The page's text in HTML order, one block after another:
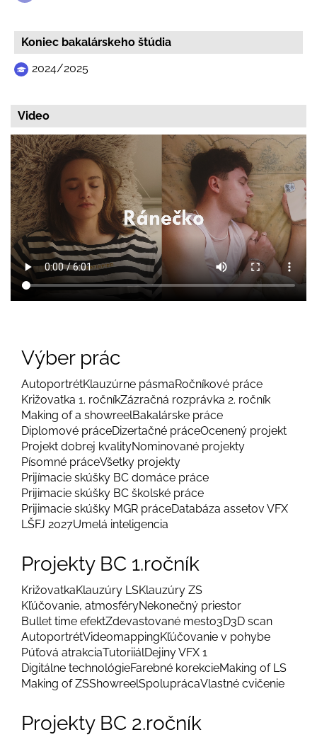
Koniec bakalárskeho štúdia
2024/2025
Video
Výber prác
AutoportrétKlauzúrne pásmaRočníkové práce
Križovatka 1. ročníkZázračná rozprávka 2. ročník
Making of a showreelBakalárske práce
Diplomové práceDizertačné práceOcenený projekt
Projekt dobrej kvalityNominované projekty
Písomné práceVšetky projekty
Prijímacie skúšky BC domáce práce
Prijimacie skúšky BC školské práce
Prijimacie skúšky MGR práceDatabáza assetov VFX
LŠFJ 2027Umelá inteligencia
Projekty BC 1.ročník
KrižovatkaKlauzúry LSKlauzúry ZS
Kľúčovanie, atmosféryNekonečný priestor
Bullet time efektZdevastované mesto3D3D scan
AutoportrétVideomappingKľúčovanie v pohybe
Púťová atrakciaTutoriiálDejiny VFX 1
Digitálne technológieFarebné korekcieMaking of LS
Making of ZSShowreelSpoluprácaVlastné cvičenie
Projekty BC 2.ročník